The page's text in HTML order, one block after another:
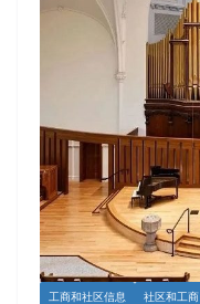
工商和社区信息 社区和工商